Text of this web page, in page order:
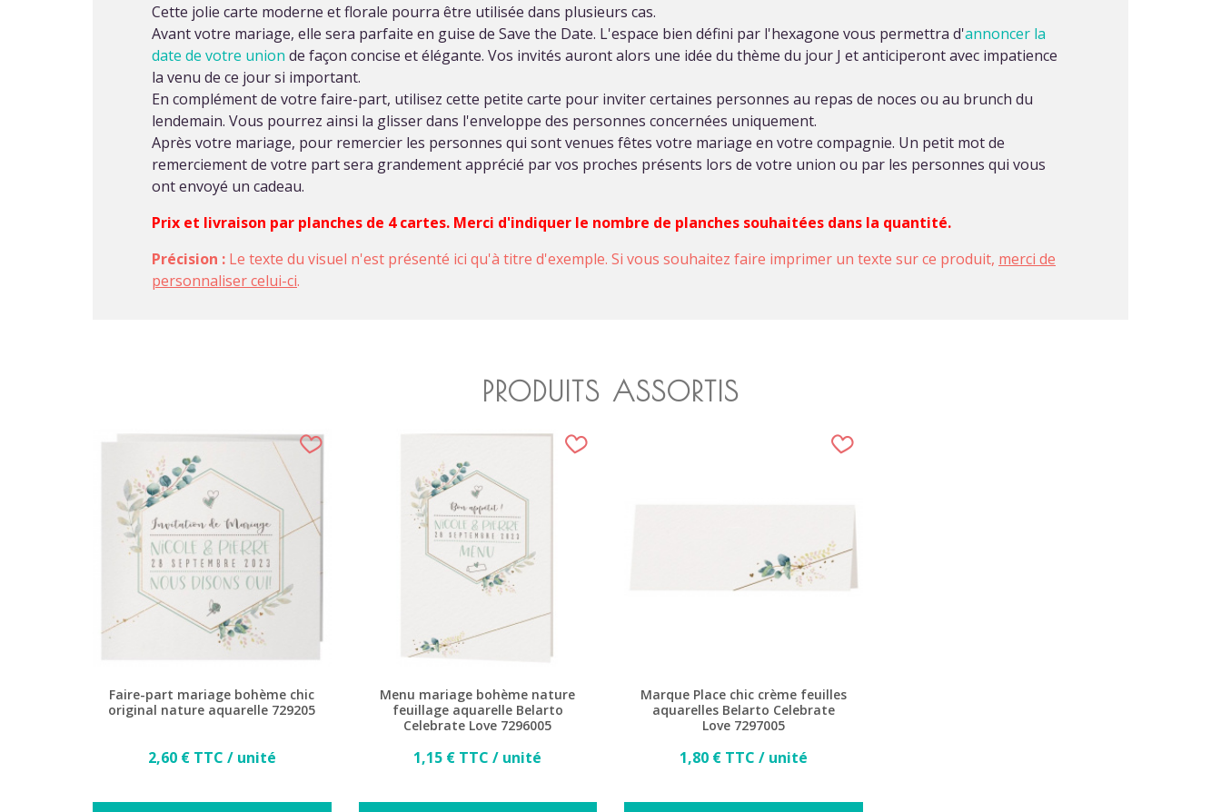
Cette jolie carte moderne et florale pourra être utilisée dans plusieurs cas.
Avant votre mariage, elle sera parfaite en guise de Save the Date. L'espace bien défini par l'hexagone vous permettra d'annoncer la
date de votre union de façon concise et élégante. Vos invités auront alors une idée du thème du jour J et anticiperont avec impatience
la venu de ce jour si important.
En complément de votre faire-part, utilisez cette petite carte pour inviter certaines personnes au repas de noces ou au brunch du
lendemain. Vous pourrez ainsi la glisser dans l'enveloppe des personnes concernées uniquement.
Après votre mariage, pour remercier les personnes qui sont venues fêtes votre mariage en votre compagnie. Un petit mot de
remerciement de votre part sera grandement apprécié par vos proches présents lors de votre union ou par les personnes qui vous
ont envoyé un cadeau.
Prix et livraison par planches de 4 cartes. Merci d'indiquer le nombre de planches souhaitées dans la quantité.
Précision : Le texte du visuel n'est présenté ici qu'à titre d'exemple. Si vous souhaitez faire imprimer un texte sur ce produit, merci de
personnaliser celui-ci.
PRODUITS ASSORTIS
Faire-part mariage bohème chic
original nature aquarelle 729205
Prix
2,60 € TTC / unité
Menu mariage bohème nature
feuillage aquarelle Belarto
Celebrate Love 7296005
Prix
1,15 € TTC / unité
Marque Place chic crème feuilles
aquarelles Belarto Celebrate
Love 7297005
Prix
1,80 € TTC / unité